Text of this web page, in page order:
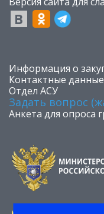
​Информация о
Контактные данные
Отдел АСУ
Задать вопрос
Анкета для опроса